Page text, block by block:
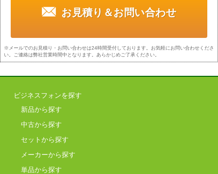
お見積り＆お問い合わせ
※メールでのお見積り・お問い合わせは24時間受付しております。お気軽にお問い合わせくださ
い。ご連絡は弊社営業時間中となります。あらかじめご了承ください。
ビジネスフォンを探す
新品から探す
中古から探す
セットから探す
メーカーから探す
単品から探す